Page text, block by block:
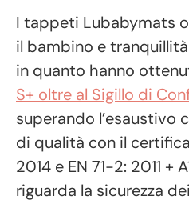
I tappeti Lubabymats
il bambino e
in quanto hanno
S+ oltre al Sigillo di
superando
di qualità con il
2014 e EN 71-2: 2011 +
riguarda la sicurezza